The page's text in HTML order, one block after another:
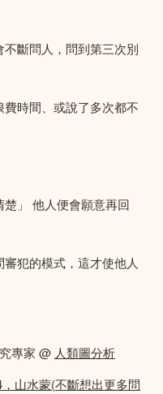
斷問人，問到第三次別
時間、或說了多次都不
」 他人便會願意再回
犯的模式，這才使他人
專家 @ 人類圖分析
山水蒙(不斷想出更多問